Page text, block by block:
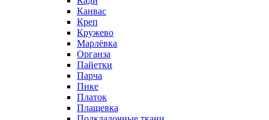
Канвас
Креп
Кружево
Марлёвка
Органза
Пайетки
Парча
Пике
Платок
Плащевка